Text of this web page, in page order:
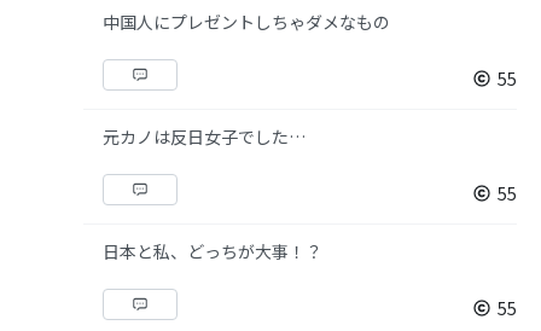
中国人にプレゼントしちゃダメなもの
55
元カノは反日女子でした…
55
日本と私、どっちが大事！？
55